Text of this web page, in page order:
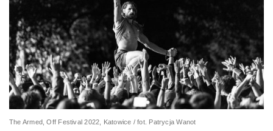
The Armed, Off Festival 2022, Katowice / fot. Patrycja Wanot